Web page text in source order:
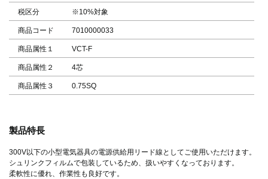
税区分 ※10%対象
商品コード 7010000033
商品属性１ VCT-F
商品属性２ 4芯
商品属性３ 0.75SQ
製品特長
300V以下の小型電気器具の電源供給用リード線としてご使用いただけます。
シュリンクフィルムで包装しているため、扱いやすくなっております。
柔軟性に優れ、作業性も良好です。